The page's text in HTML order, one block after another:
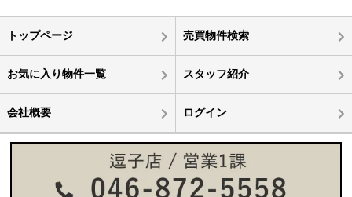
トップページ 売買物件検索
お気に入り物件一覧 スタッフ紹介
会社概要 ログイン